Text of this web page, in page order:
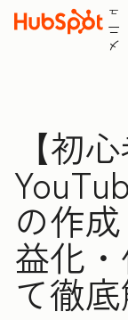
メ
ニ
ュ
【初
の作
益化
て徹